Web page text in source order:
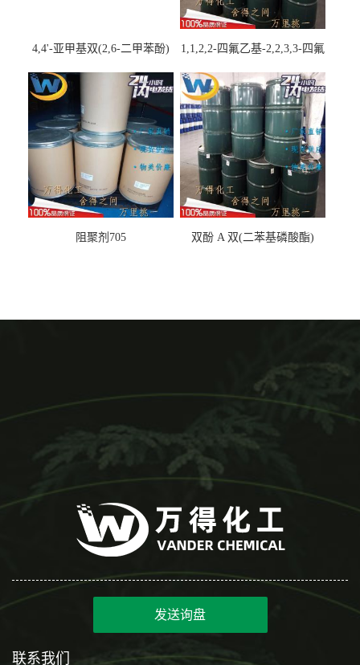
4,4'-亚甲基双(2,6-二甲苯酚)
1,1,2,2-四氟乙基-2,2,3,3-四氟
阻聚剂705 双酚 A 双(二苯基磷酸酯)
发送询盘
联系我们